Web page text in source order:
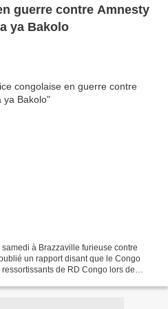
guerre contre Amnesty
ya Bakolo
à Brazzaville furieuse contre
un rapport disant que le Congo
de RD Congo lors de